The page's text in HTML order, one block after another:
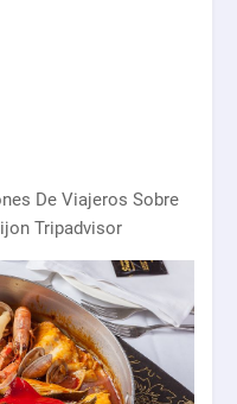
De Viajeros Sobre
Tripadvisor